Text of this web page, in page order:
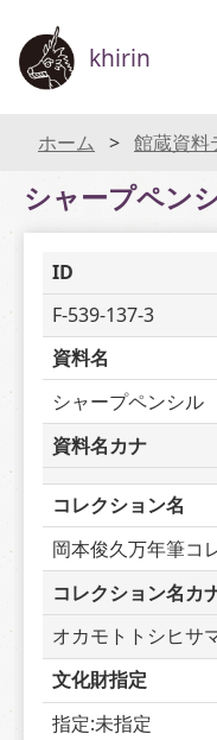
khirin
ホーム 館蔵資料
シャープペン
ID
F-539-137-3
資料名
シャープペンシル
資料名カナ
コレクション名
岡本俊久万年筆コ
コレクション名カ
オカモトトシヒサ
文化財指定
指定:未指定